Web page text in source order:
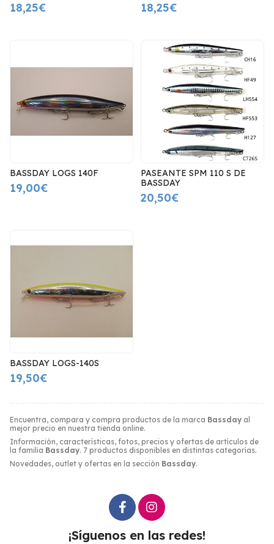
Encuentra, compara y compra productos de la marca Bassday al
mejor precio en nuestra tienda online.
Información, características, fotos, precios y ofertas de artículos de
la familia Bassday. 7 productos disponibles en distintas categorías.
Novedades, outlet y ofertas en la sección Bassday.
18,25€ 18,25€
BASSDAY LOGS 140F
19,00€
PASEANTE SPM 110 S DE
BASSDAY
20,50€
BASSDAY LOGS-140S
19,50€
¡Síguenos en las redes!